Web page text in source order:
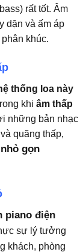
rất tốt. Âm
dặn và ấm áp
khúc.
thống loa này
khi âm thấp
những bản nhạc
quãng thấp,
gọn
piano điện
sự lý tưởng
khách, phòng